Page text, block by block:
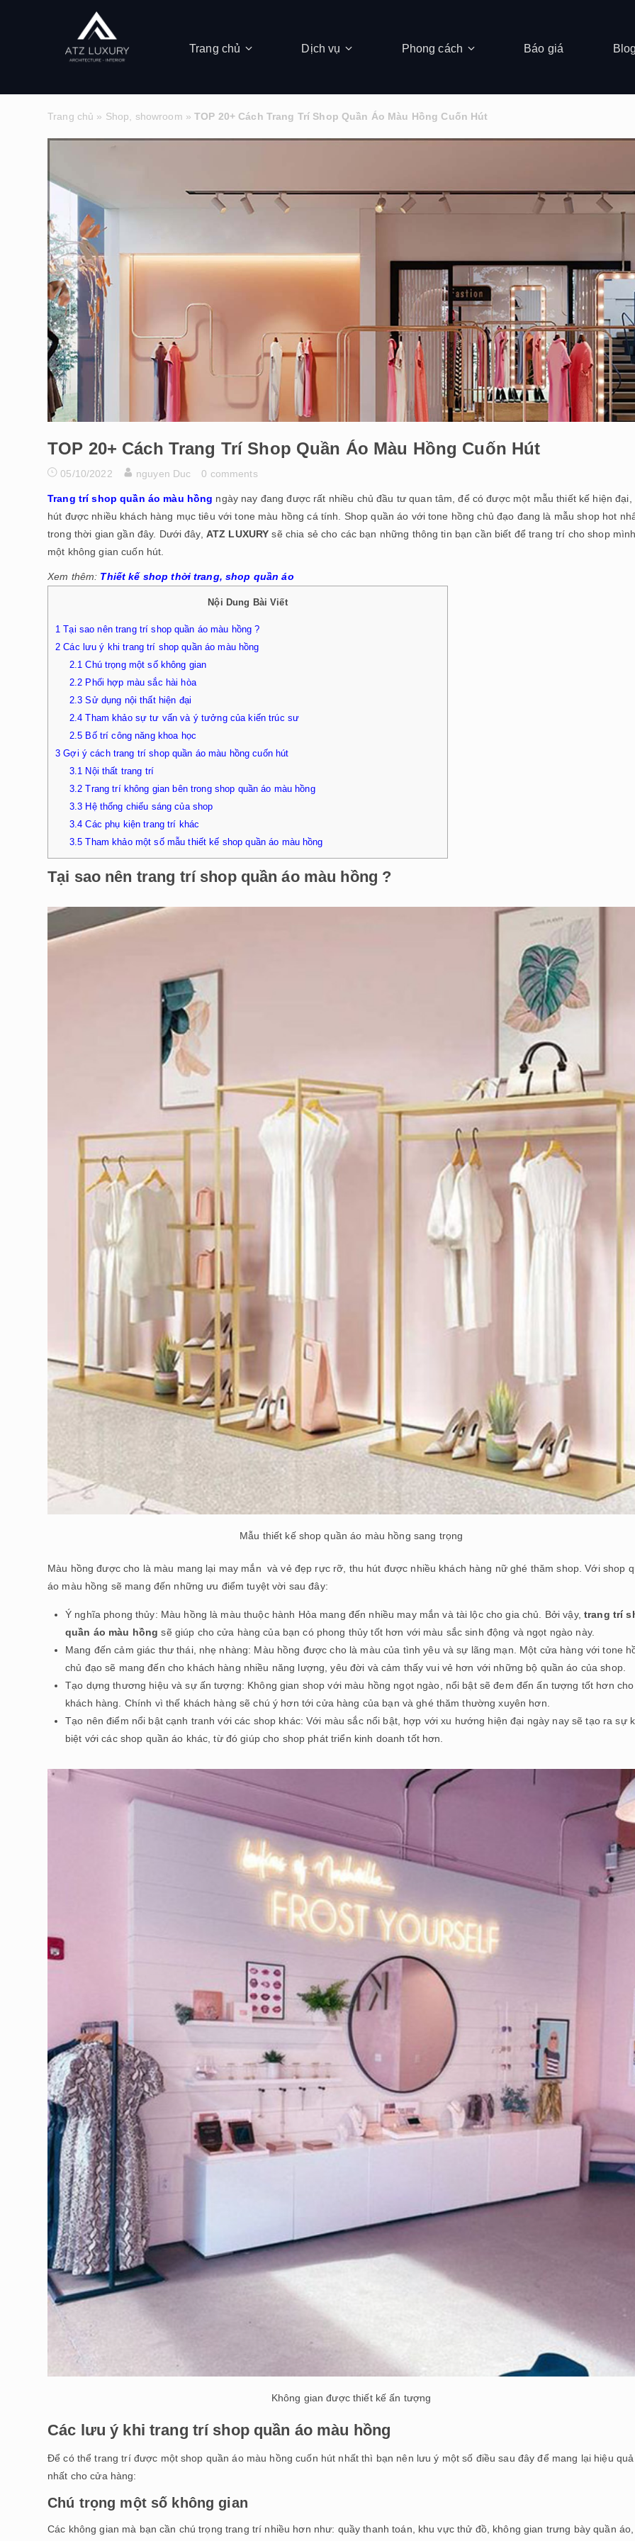
Trang chủ Dịch vụ Phong cách Báo giá
Trang chủ » Shop, showroom »TOP 20+ Cách Trang Trí Shop Quần Áo Màu Hồng Cuốn Hút
TOP 20+ Cách Trang Trí Shop Quần Áo Màu Hồng Cuốn Hút
05/10/2022 nguyen Duc 0 comments
Trang trí shop quần áo màu hồng ngày nay đang được rất nhiều chủ đầu tư quan tâm, để có được một mẫu thiết kế hiện đại,
hút được nhiều khách hàng mục tiêu với tone màu hồng cá tính. Shop quần áo với tone hồng chủ đạo đang là mẫu shop hot
trong thời gian gần đây. Dưới đây, ATZ LUXURY sẽ chia sẻ cho các bạn những thông tin bạn cần biết để trang trí cho shop
một không gian cuốn hút.
Xem thêm: Thiết kế shop thời trang, shop quần áo
Nội Dung Bài Viết
1 Tại sao nên trang trí shop quần áo màu hồng ?
2 Các lưu ý khi trang trí shop quần áo màu hồng
2.1 Chú trọng một số không gian
2.2 Phối hợp màu sắc hài hòa
2.3 Sử dụng nội thất hiện đại
2.4 Tham khảo sự tư vấn và ý tưởng của kiến trúc sư
2.5 Bố trí công năng khoa học
3 Gợi ý cách trang trí shop quần áo màu hồng cuốn hút
3.1 Nội thất trang trí
3.2 Trang trí không gian bên trong shop quần áo màu hồng
3.3 Hệ thống chiếu sáng của shop
3.4 Các phụ kiện trang trí khác
3.5 Tham khảo một số mẫu thiết kế shop quần áo màu hồng
Tại sao nên trang trí shop quần áo màu hồng ?
Mẫu thiết kế shop quần áo màu hồng sang trọng
Màu hồng được cho là màu mang lại may mắn và vẻ đẹp rực rỡ, thu hút được nhiều khách hàng nữ ghé thăm shop. Với shop
áo màu hồng sẽ mang đến những ưu điểm tuyệt vời sau đây:
Ý nghĩa phong thủy: Màu hồng là màu thuộc hành Hỏa mang đến nhiều may mắn và tài lộc cho gia chủ. Bởi vậy, trang trí
quần áo màu hồng sẽ giúp cho cửa hàng của bạn có phong thủy tốt hơn với màu sắc sinh động và ngọt ngào này.
Mang đến cảm giác thư thái, nhẹ nhàng: Màu hồng được cho là màu của tình yêu và sự lãng mạn. Một cửa hàng với tone
chủ đạo sẽ mang đến cho khách hàng nhiều năng lượng, yêu đời và cảm thấy vui vẻ hơn với những bộ quần áo của shop.
Tạo dựng thương hiệu và sự ấn tượng: Không gian shop với màu hồng ngọt ngào, nổi bật sẽ đem đến ấn tượng tốt hơn cho
khách hàng. Chính vì thế khách hàng sẽ chú ý hơn tới cửa hàng của bạn và ghé thăm thường xuyên hơn.
Tạo nên điểm nổi bật cạnh tranh với các shop khác: Với màu sắc nổi bật, hợp với xu hướng hiện đại ngày nay sẽ tạo ra sự
biệt với các shop quần áo khác, từ đó giúp cho shop phát triển kinh doanh tốt hơn.
Không gian được thiết kế ấn tượng
Các lưu ý khi trang trí shop quần áo màu hồng
Để có thể trang trí được một shop quần áo màu hồng cuốn hút nhất thì bạn nên lưu ý một số điều sau đây để mang lại hiệu quả
nhất cho cửa hàng:
Chú trọng một số không gian
Các không gian mà bạn cần chú trọng trang trí nhiều hơn như: quầy thanh toán, khu vực thử đồ, không gian trưng bày quần